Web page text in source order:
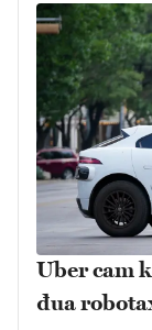
Uber cam
đua